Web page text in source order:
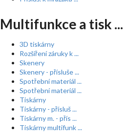
Multifunkce a tisk ...
3D tiskárny
Rozšíření záruky k ...
Skenery
Skenery - přísluše ...
Spotřební materiál ...
Spotřební materiál ...
Tiskárny
Tiskárny - přísluš ...
Tiskárny m. - přís ...
Tiskárny multifunk ...